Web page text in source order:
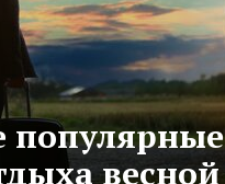
популярные
весной